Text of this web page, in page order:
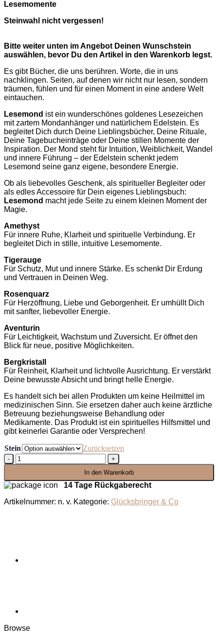
Lesemomente
Steinwahl nicht vergessen!
Bitte weiter unten im Angebot Deinen Wunschstein
auswählen, bevor Du den Artikel in den Warenkorb legst.
Es gibt Bücher, die uns berühren. Worte, die in uns
nachklingen. Seiten, auf denen wir nicht nur lesen, sondern
träumen, fühlen und für einen Moment in eine andere Welt
eintauchen.
Lesemond ist ein wunderschönes goldenes Lesezeichen
mit zartem Mondanhänger und natürlichem Edelstein. Es
begleitet Dich durch Deine Lieblingsbücher, Deine Rituale,
Deine Tagebucheinträge oder Deine stillen Momente der
Inspiration. Der Mond steht für Intuition, Weiblichkeit, Wandel
und innere Führung – der Edelstein schenkt jedem
Lesemond seine ganz eigene, besondere Energie.
Ob als liebevolles Geschenk, als spiritueller Begleiter oder
als edles Accessoire für Dein eigenes Lieblingsbuch:
Lesemond macht jede Seite zu einem kleinen Moment der
Magie.
Amethyst
Für innere Ruhe, Klarheit und spirituelle Verbindung. Er
begleitet Dich in stille, intuitive Lesemomente.
Tigerauge
Für Schutz, Mut und innere Stärke. Es schenkt Dir Erdung
und Vertrauen in Deinen Weg.
Rosenquarz
Für Herzöffnung, Liebe und Geborgenheit. Er umhüllt Dich
mit sanfter, liebevoller Energie.
Aventurin
Für Leichtigkeit, Wachstum und Zuversicht. Er öffnet den
Blick für neue, positive Möglichkeiten.
Bergkristall
Für Reinheit, Klarheit und lichtvolle Ausrichtung. Er verstärkt
Deine bewusste Absicht und bringt helle Energie.
Es handelt sich bei allen Produkten um keine Heilmittel im
medizinischen Sinn. Sie ersetzen daher auch keine ärztliche
Betreuung beziehungsweise Behandlung oder
Medikamente. Das Produkt ist ein spirituelles Hilfsmittel und
gibt keinerlei Garantie oder Versprechen!
Stein
Zurücksetzen
Lesemond
Menge
In den Warenkorb
14 Tage Rückgaberecht
Artikelnummer: n. v. Kategorie: Glücksbringer & Co
Browse